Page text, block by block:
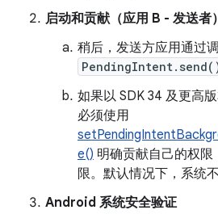
启动和贡献（应用 B - 发送者）
稍后，发送方应用通过
如果以 SDK 34 及更高
必须使用
e() 明确贡献自己的权
限。默认情况下，系统
Android 系统安全验证